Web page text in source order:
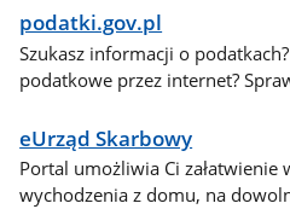
podatki.gov.pl
Szukasz informacji o podatkach?
podatkowe przez internet?
eUrząd Skarbowy
Portal umożliwia Ci
wychodzenia z domu, na